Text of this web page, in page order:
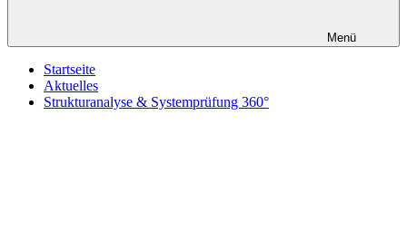
Menü
Startseite
Aktuelles
Strukturanalyse & Systemprüfung 360°